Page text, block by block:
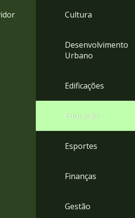
Cultura
Desenvolvimento
Urbano
Edificações
Educação
Esportes
Finanças
Gestão